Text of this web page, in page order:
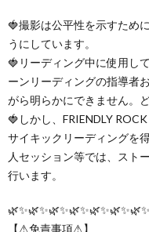
🍓撮影は公平性を示すため
うにしています。
🍓リーディング中に使用し
ーンリーディングの指導者
がら明らかにできません。
🍓しかし、FRIENDLY
サイキックリーディングを
人セッション等では、スト
行います。
【⚠免責事項⚠】